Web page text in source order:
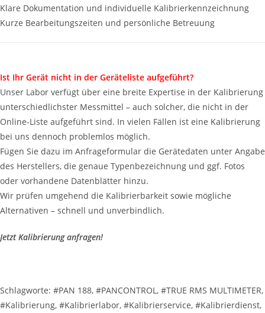
Klare Dokumentation und individuelle Kalibrierkennzeichnung
Kurze Bearbeitungszeiten und persönliche Betreuung
Ist Ihr Gerät nicht in der Geräteliste aufgeführt?
Unser Labor verfügt über eine breite Expertise in der Kalibrierung
unterschiedlichster Messmittel – auch solcher, die nicht in der
Online-Liste aufgeführt sind. In vielen Fällen ist eine Kalibrierung
bei uns dennoch problemlos möglich.
Fügen Sie dazu im Anfrageformular die Gerätedaten unter Angabe
des Herstellers, die genaue Typenbezeichnung und ggf. Fotos
oder vorhandene Datenblätter hinzu.
Wir prüfen umgehend die Kalibrierbarkeit sowie mögliche
Alternativen – schnell und unverbindlich.
Jetzt Kalibrierung anfragen!
Schlagworte: #PAN 188, #PANCONTROL, #TRUE RMS MULTIMETER,
#Kalibrierung, #Kalibrierlabor, #Kalibrierservice, #Kalibrierdienst,